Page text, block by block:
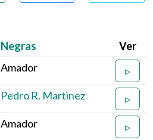
Negras
Ver
Amador
Pedro R. Martinez
Amador